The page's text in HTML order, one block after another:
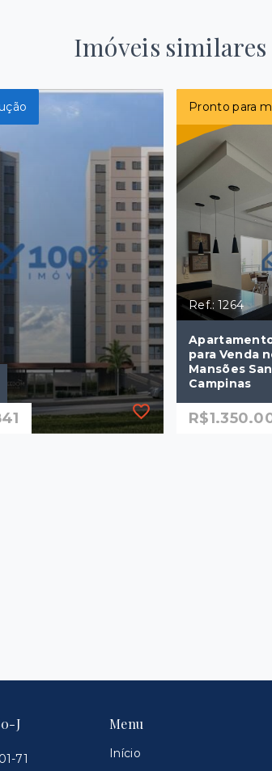
Imóveis similares
Pronto para
Ref.: 1264
para Venda
Mansões
Campinas
Mansões
J
71
Menu
Início